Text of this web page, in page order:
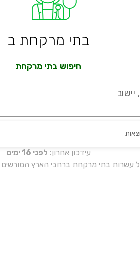
בתי מרקחת ב
חיפוש בתי מרקחת
עידכון אחרון: לפני 16 ימים
עשרות בתי מרקחת ברחבי הארץ המורשים